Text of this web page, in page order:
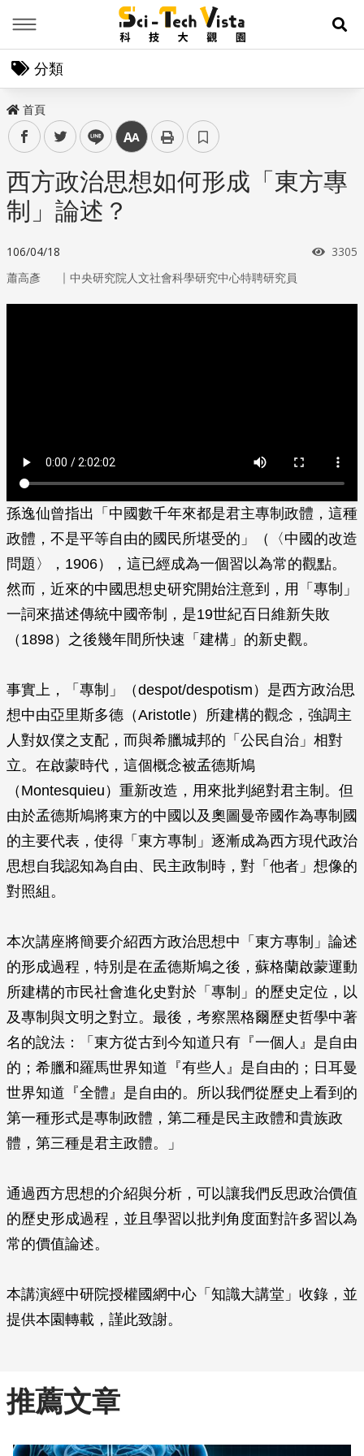
展
分類
首頁
facebooktwitter line 中
西方政治思想如何形成「東方專
制」論述？
106/04/18 瀏覽
3305
蕭高彥 ｜ 中央研究院人文社會科學研究中心特聘研究員
孫逸仙曾指出「中國數千年來都是君主專制政體，這種
政體，不是平等自由的國民所堪受的」（〈中國的改造
問題〉，1906），這已經成為一個習以為常的觀點。
然而，近來的中國思想史研究開始注意到，用「專制」
一詞來描述傳統中國帝制，是19世紀百日維新失敗
（1898）之後幾年間所快速「建構」的新史觀。
事實上，「專制」（despot/despotism）是西方政治思
想中由亞里斯多德（Aristotle）所建構的觀念，強調主
人對奴僕之支配，而與希臘城邦的「公民自治」相對
立。在啟蒙時代，這個概念被孟德斯鳩
（Montesquieu）重新改造，用來批判絕對君主制。但
由於孟德斯鳩將東方的中國以及奧圖曼帝國作為專制國
的主要代表，使得「東方專制」逐漸成為西方現代政治
思想自我認知為自由、民主政制時，對「他者」想像的
對照組。
本次講座將簡要介紹西方政治思想中「東方專制」論述
的形成過程，特別是在孟德斯鳩之後，蘇格蘭啟蒙運動
所建構的市民社會進化史對於「專制」的歷史定位，以
及專制與文明之對立。最後，考察黑格爾歷史哲學中著
名的說法：「東方從古到今知道只有『一個人』是自由
的；希臘和羅馬世界知道『有些人』是自由的；日耳曼
世界知道『全體』是自由的。所以我們從歷史上看到的
第一種形式是專制政體，第二種是民主政體和貴族政
體，第三種是君主政體。」
通過西方思想的介紹與分析，可以讓我們反思政治價值
的歷史形成過程，並且學習以批判角度面對許多習以為
常的價值論述。
本講演經中研院授權國網中心「知識大講堂」收錄，並
提供本園轉載，謹此致謝。
推薦文章